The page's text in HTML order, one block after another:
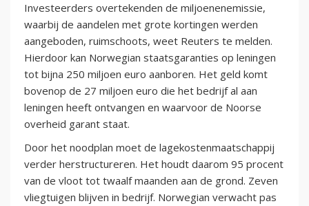
Investeerders overtekenden de miljoenenemissie,
waarbij de aandelen met grote kortingen werden
aangeboden, ruimschoots, weet Reuters te melden.
Hierdoor kan Norwegian staatsgaranties op leningen
tot bijna 250 miljoen euro aanboren. Het geld komt
bovenop de 27 miljoen euro die het bedrijf al aan
leningen heeft ontvangen en waarvoor de Noorse
overheid garant staat.
Door het noodplan moet de lagekostenmaatschappij
verder herstructureren. Het houdt daarom 95 procent
van de vloot tot twaalf maanden aan de grond. Zeven
vliegtuigen blijven in bedrijf. Norwegian verwacht pas